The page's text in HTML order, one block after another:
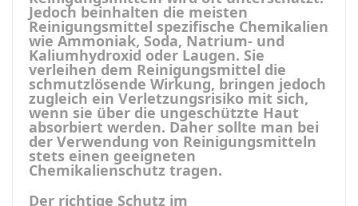
Jedoch beinhalten die meisten
Reinigungsmittel spezifische Chemikalien
wie Ammoniak, Soda, Natrium- und
Kaliumhydroxid oder Laugen. Sie
verleihen dem Reinigungsmittel die
schmutzlösende Wirkung, bringen jedoch
zugleich ein Verletzungsrisiko mit sich,
wenn sie über die ungeschützte Haut
absorbiert werden. Daher sollte man bei
der Verwendung von Reinigungsmitteln
stets einen geeigneten
Chemikalienschutz tragen.
Der richtige Schutz im